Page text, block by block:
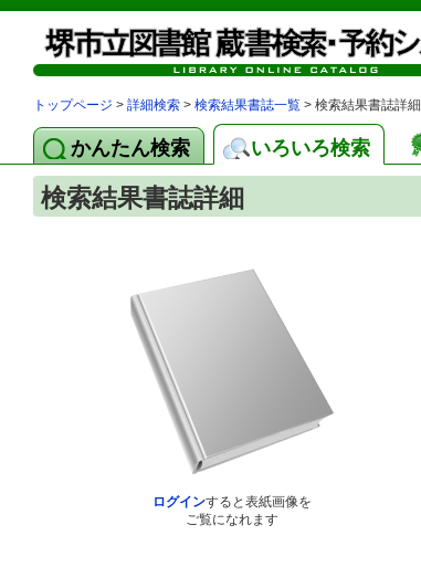
トップページ > 詳細検索 > 検索結果書誌一覧 > 検索結果書誌詳細
かんたん検索 いろいろ検索
検索結果書誌詳細
ログインすると表紙画像を
ご覧になれます